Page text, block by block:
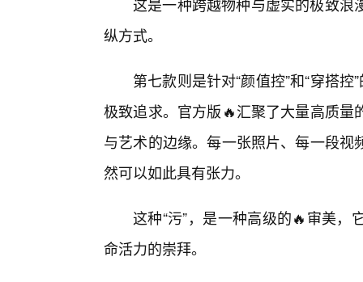
纵方式。
第七款则是针对“颜值控”和“穿搭
极致追求。官方版🔥汇聚了大量高质
与艺术的边缘。每一张照片、每一段
然可以如此具有张力。
这种“污”，是一种高级的🔥审美
命活力的崇拜。